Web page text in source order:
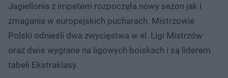
Jagiellonia z impetem rozpoczęła nowy sezon jak i
zmagania w europejskich pucharach. Mistrzowie
Polski odnieśli dwa zwycięstwa w el. Ligi Mistrzów
oraz dwie wygrane na ligowych boiskach i są liderem
tabeli Ekstraklasy.